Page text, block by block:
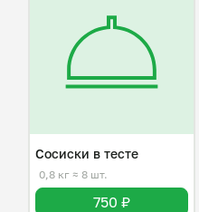
Сосиски в тесте
0,8 кг ≈ 8 шт.
750 ₽